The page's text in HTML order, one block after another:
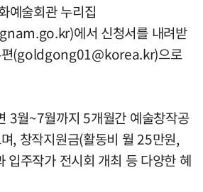
예술회관 누리집
에서 신청서를 내려받
(goldgong01@korea.kr)으로
3월~7월까지 5개월간 예술창작공
, 창작지원금(활동비 월 25만원,
입주작가 전시회 개최 등 다양한 혜